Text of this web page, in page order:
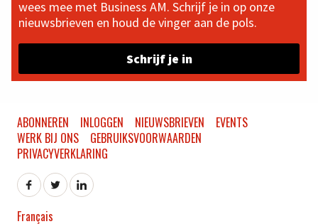
wees mee met Business AM. Schrijf je in op onze
nieuwsbrieven en houd de vinger aan de pols.
Schrijf je in
ABONNEREN INLOGGEN NIEUWSBRIEVEN
EVENTS
WERK BIJ ONS
GEBRUIKSVOORWAARDEN
PRIVACYVERKLARING
Français